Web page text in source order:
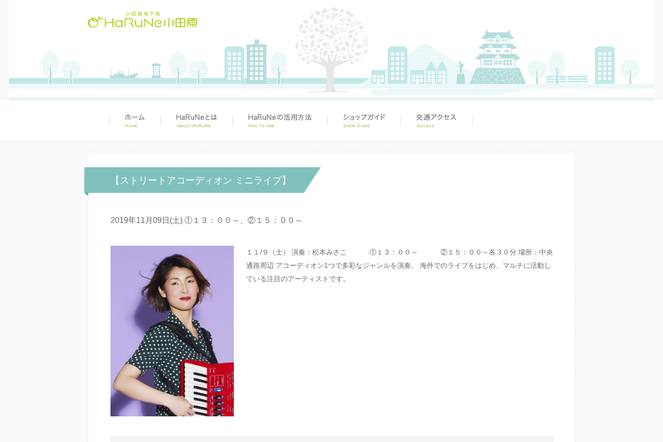
【ストリートアコーディオン ミニライブ】
2019年11月09日(土) ①１３：００～、②１５：００～
１１/９（土） 演奏：松本みさこ ①１３：００～ ②１５：００～各３０分 場所：中央
通路周辺 アコーディオン1つで多彩なジャンルを演奏。 海外でのライブをはじめ、マルチに活動し
ている注目のアーティストです。